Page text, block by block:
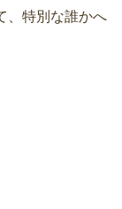
、特別な誰かへ